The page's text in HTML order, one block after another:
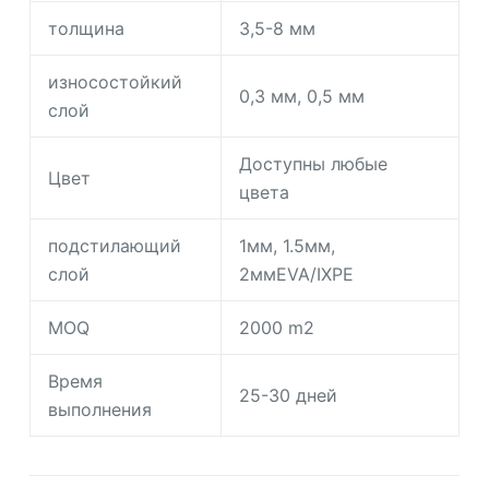
толщина 3,5-8 мм
износостойкий
слой
0,3 мм, 0,5 мм
Цвет
Доступны любые
цвета
подстилающий
слой
1мм, 1.5мм,
2ммEVA/IXPE
MOQ 2000 m2
Время
выполнения
25-30 дней